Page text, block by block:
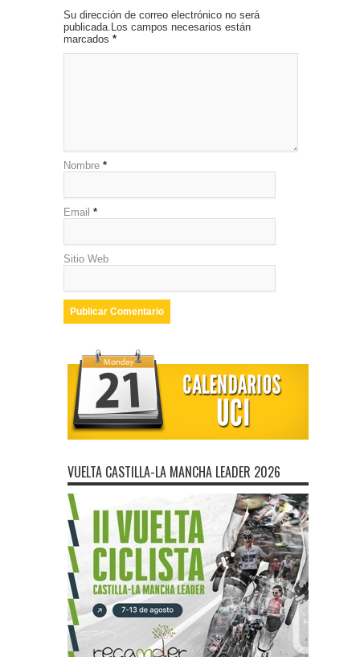
Su dirección de correo electrónico no será
publicada.Los campos necesarios están
marcados *
Nombre *
Email *
Sitio Web
VUELTA CASTILLA-LA MANCHA LEADER 2026